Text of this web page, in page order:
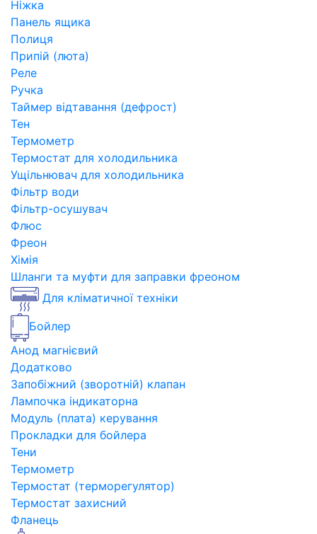
Ніжка
Панель ящика
Полиця
Припій (люта)
Реле
Ручка
Таймер відтавання (дефрост)
Тен
Термометр
Термостат для холодильника
Ущільнювач для холодильника
Фільтр води
Фільтр-осушувач
Флюс
Фреон
Хімія
Шланги та муфти для заправки фреоном
Для кліматичної техніки
Бойлер
Анод магнієвий
Додатково
Запобіжний (зворотній) клапан
Лампочка індикаторна
Модуль (плата) керування
Прокладки для бойлера
Тени
Термометр
Термостат (терморегулятор)
Термостат захисний
Фланець